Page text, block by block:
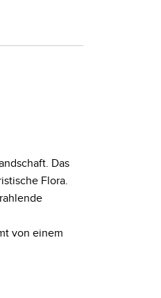
Das
Flora.
von einem